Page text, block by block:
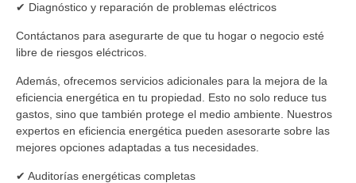
✔ Diagnóstico y reparación de problemas eléctricos
Contáctanos para asegurarte de que tu hogar o negocio esté
libre de riesgos eléctricos.
Además, ofrecemos servicios adicionales para la mejora de la
eficiencia energética en tu propiedad. Esto no solo reduce tus
gastos, sino que también protege el medio ambiente. Nuestros
expertos en eficiencia energética pueden asesorarte sobre las
mejores opciones adaptadas a tus necesidades.
✔ Auditorías energéticas completas